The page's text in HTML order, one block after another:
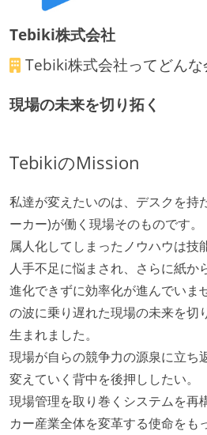
Tebiki株式会社
Tebiki株式会社ってどんな
現場の未来を切り拓く
TebikiのMission
私達が変えたいのは、デスクを持
ーカー)が働く現場そのものです。
属人化してしまったノウハウは技
人手不足に悩まされ、さらに紙か
進化できずに効率化が進んでいま
の波に乗り遅れた現場の未来を切
生まれました。
現場が自らの競争力の源泉に立ち
変えていく背中を後押ししたい。
現場管理を取り巻くシステムを再
カー産業全体を変革する使命をも